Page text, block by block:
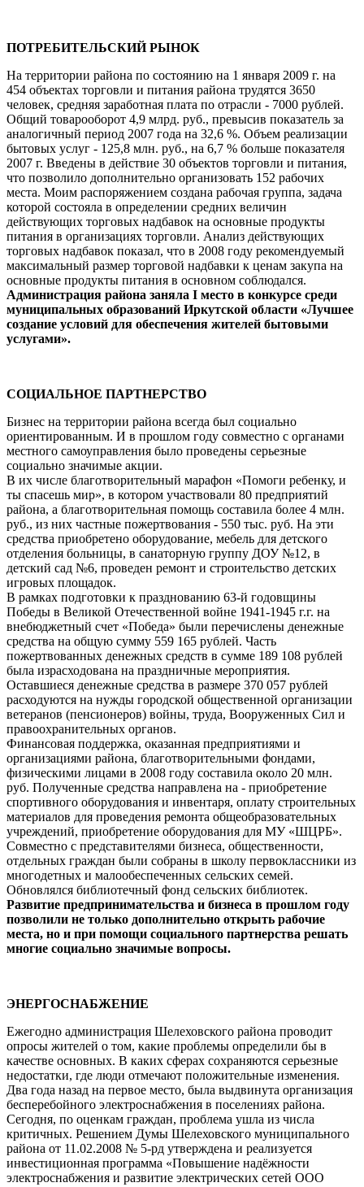
ПОТРЕБИТЕЛЬСКИЙ РЫНОК
На территории района по состоянию на 1 января 2009 г. на
454 объектах торговли и питания района трудятся 3650
человек, средняя заработная плата по отрасли - 7000 рублей.
Общий товарооборот 4,9 млрд. руб., превысив показатель за
аналогичный период 2007 года на 32,6 %. Объем реализации
бытовых услуг - 125,8 млн. руб., на 6,7 % больше показателя
2007 г. Введены в действие 30 объектов торговли и питания,
что позволило дополнительно организовать 152 рабочих
места. Моим распоряжением создана рабочая группа, задача
которой состояла в определении средних величин
действующих торговых надбавок на основные продукты
питания в организациях торговли. Анализ действующих
торговых надбавок показал, что в 2008 году рекомендуемый
максимальный размер торговой надбавки к ценам закупа на
основные продукты питания в основном соблюдался.
Администрация района заняла I место в конкурсе среди
муниципальных образований Иркутской области «Лучшее
создание условий для обеспечения жителей бытовыми
услугами».
СОЦИАЛЬНОЕ ПАРТНЕРСТВО
Бизнес на территории района всегда был социально
ориентированным. И в прошлом году совместно с органами
местного самоуправления было проведены серьезные
социально значимые акции.
В их числе благотворительный марафон «Помоги ребенку, и
ты спасешь мир», в котором участвовали 80 предприятий
района, а благотворительная помощь составила более 4 млн.
руб., из них частные пожертвования - 550 тыс. руб. На эти
средства приобретено оборудование, мебель для детского
отделения больницы, в санаторную группу ДОУ №12, в
детский сад №6, проведен ремонт и строительство детских
игровых площадок.
В рамках подготовки к празднованию 63-й годовщины
Победы в Великой Отечественной войне 1941-1945 г.г. на
внебюджетный счет «Победа» были перечислены денежные
средства на общую сумму 559 165 рублей. Часть
пожертвованных денежных средств в сумме 189 108 рублей
была израсходована на праздничные мероприятия.
Оставшиеся денежные средства в размере 370 057 рублей
расходуются на нужды городской общественной организации
ветеранов (пенсионеров) войны, труда, Вооруженных Сил и
правоохранительных органов.
Финансовая поддержка, оказанная предприятиями и
организациями района, благотворительными фондами,
физическими лицами в 2008 году составила около 20 млн.
руб. Полученные средства направлена на - приобретение
спортивного оборудования и инвентаря, оплату строительных
материалов для проведения ремонта общеобразовательных
учреждений, приобретение оборудования для МУ «ШЦРБ».
Совместно с представителями бизнеса, общественности,
отдельных граждан были собраны в школу первоклассники из
многодетных и малообеспеченных сельских семей.
Обновлялся библиотечный фонд сельских библиотек.
Развитие предпринимательства и бизнеса в прошлом году
позволили не только дополнительно открыть рабочие
места, но и при помощи социального партнерства решать
многие социально значимые вопросы.
ЭНЕРГОСНАБЖЕНИЕ
Ежегодно администрация Шелеховского района проводит
опросы жителей о том, какие проблемы определили бы в
качестве основных. В каких сферах сохраняются серьезные
недостатки, где люди отмечают положительные изменения.
Два года назад на первое место, была выдвинута организация
бесперебойного электроснабжения в поселениях района.
Сегодня, по оценкам граждан, проблема ушла из числа
критичных. Решением Думы Шелеховского муниципального
района от 11.02.2008 № 5-рд утверждена и реализуется
инвестиционная программа «Повышение надёжности
электроснабжения и развитие электрических сетей ООО